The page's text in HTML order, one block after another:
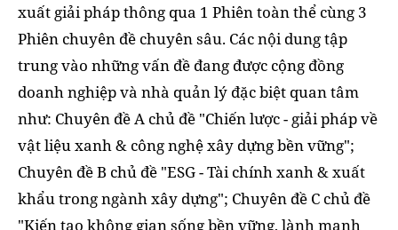
xuất giải pháp thông qua 1 Phiên toàn thể cùng 3
Phiên chuyên đề chuyên sâu. Các nội dung tập
trung vào những vấn đề đang được cộng đồng
doanh nghiệp và nhà quản lý đặc biệt quan tâm
như: Chuyên đề A chủ đề "Chiến lược - giải pháp về
vật liệu xanh & công nghệ xây dựng bền vững";
Chuyên đề B chủ đề "ESG - Tài chính xanh & xuất
khẩu trong ngành xây dựng"; Chuyên đề C chủ đề
"Kiến tạo không gian sống bền vững, lành mạnh